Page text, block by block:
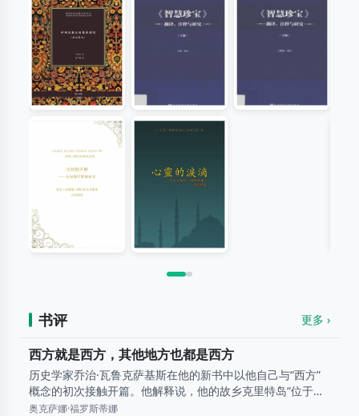
伊斯兰教义的
交部分）
马希庆
《智慧珍宝》
伊本·阿拉比
心灵的泪滴
书评 更多 ›
西方就是西方，其他地方也都是西方
历史学家乔治·瓦鲁克萨基斯在他的新书中以他自己与“西方”
概念的初次接触开篇。他解释说，他的故乡克里特岛“位于三
大洲的交汇处”，作为一名希腊人，他注定要“生活在多种文化
奥克萨娜·福罗斯蒂娜